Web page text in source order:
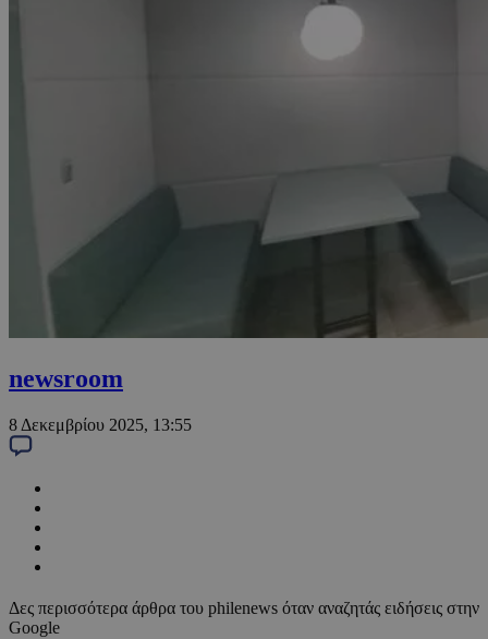
newsroom
8 Δεκεμβρίου 2025, 13:55
Δες περισσότερα άρθρα του philenews όταν αναζητάς ειδήσεις στην
Google